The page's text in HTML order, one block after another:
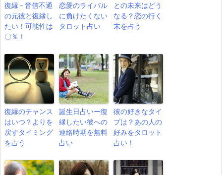
復縁 ‐ 音信不通
の元彼と復縁し
たい！可能性は
〇％！
恋愛のライバル
に負けたくない
タロット占い
との未来はどう
なる？恋の行く
末を占う
復縁のチャンス
はいつ？よりを
戻すタイミング
を占う
誕生日占いー復
縁したい彼への
連絡時期を無料
占い
彼の好きなタイ
プは？あの人の
好みをタロット
占い！